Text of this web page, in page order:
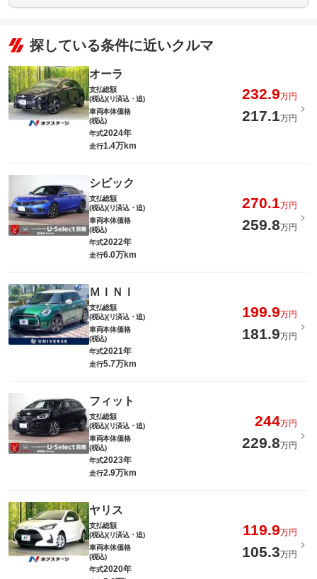
探している条件に近いクルマ
オーラ
支払総額
(税込)(リ済込・追)
232.9万円
車両本体価格
(税込)
217.1万円
年式2024年
走行1.4万km
シビック
支払総額
(税込)(リ済込・追)
270.1万円
車両本体価格
(税込)
259.8万円
年式2022年
走行6.0万km
ＭＩＮＩ
支払総額
(税込)(リ済込・追)
199.9万円
車両本体価格
(税込)
181.9万円
年式2021年
走行5.7万km
フィット
支払総額
(税込)(リ済込・追)
244万円
車両本体価格
(税込)
229.8万円
年式2023年
走行2.9万km
ヤリス
支払総額
(税込)(リ済込・追)
119.9万円
車両本体価格
(税込)
105.3万円
年式2020年